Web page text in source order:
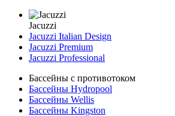
Jacuzzi
Jacuzzi Italian Design
Jacuzzi Premium
Jacuzzi Professional
Бассейны с противотоком
Бассейны Hydropool
Бассейны Wellis
Бассейны Kingston